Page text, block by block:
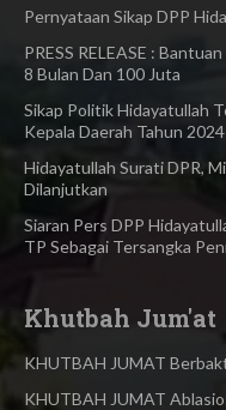
Pernyataan Sikap DPP
PRESS RELEASE :
8 Bulan Dan 100 Juta
Sikap Politik Hidayatullah
Kepala Daerah Tahun 2024
Hidayatullah Surati DPR,
Dilanjutkan
Siaran Pers DPP
TP Sebagai Tersangka
Khutbah Jum'at
KHUTBAH JUMAT
KHUTBAH JUMAT